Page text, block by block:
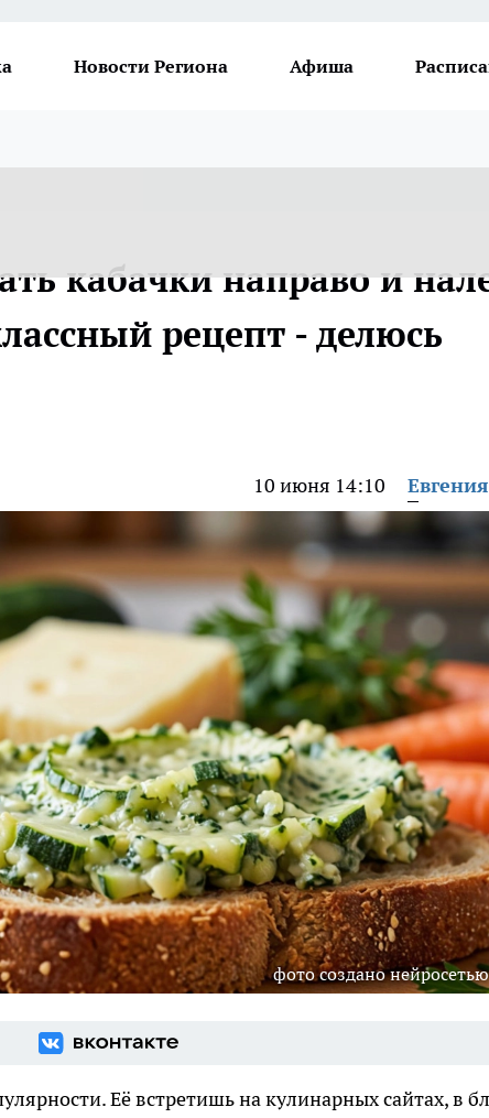
Новости Региона Афиша
кабачки направо и
рецепт - делюсь
10 июня 14:10
фото создано
Её встретишь на кулинарных сайтах, в